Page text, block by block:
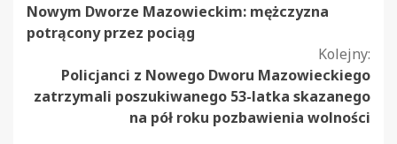
czytanie
Nowym Dworze Mazowieckim: mężczyzna
potrącony przez pociąg
Kolejny:
Policjanci z Nowego Dworu Mazowieckiego
zatrzymali poszukiwanego 53-latka skazanego
na pół roku pozbawienia wolności